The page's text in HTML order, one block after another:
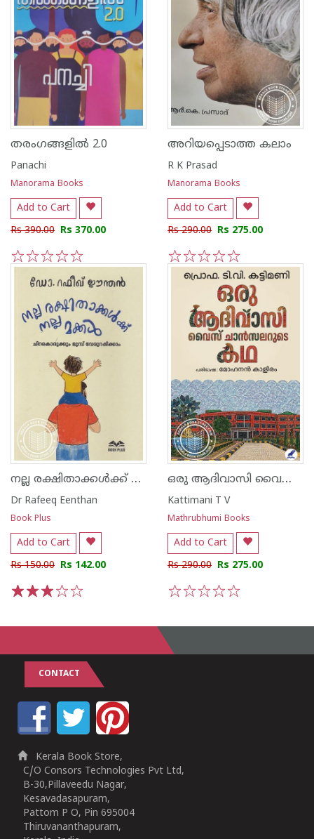
തരംഗങ്ങളിൽ 2.0
Panachi
Manorama Books
Add to Cart
Rs 390.00 Rs 370.00
5
4
3
2
1
അറിയപ്പെടാത്ത കലാം
R K Prasad
Manorama Books
Add to Cart
Rs 290.00 Rs 275.00
5
4
3
2
1
നല്ല രക്ഷിതാക്കൾക്ക് നല്ല മക്കൾ
Dr Rafeeq Eenthan
Book Plus
Add to Cart
Rs 150.00 Rs 142.00
ഒരു ആദിവാസി വൈസ് ചാൻസലറുടെ കഥ
Kattimani T V
Mathrubhumi Books
Add to Cart
Rs 290.00 Rs 275.00
CONTACT
Kerala Book Store,
C/O Consors Technologies Pvt Ltd,
B-30,Pillaveedu Nagar,
Kesavadasapuram,
Pattom P O, Pin 695004
Thiruvananthapuram,